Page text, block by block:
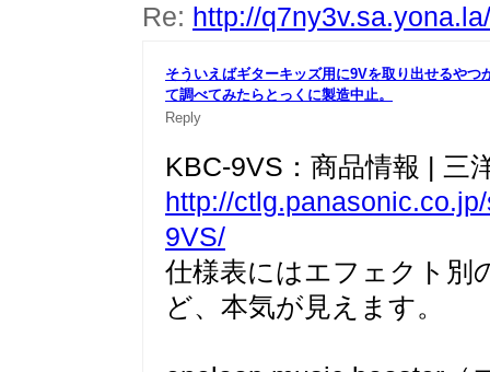
Re: http://
そういえばギターキッズ用に9Vを取り出せるやつ
て調べてみたらとっくに製造中止。
Reply
KBC-9VS：商品情報 | 三
http://
9VS/
仕様表にはエフェクト別
ど、本気が見えます。